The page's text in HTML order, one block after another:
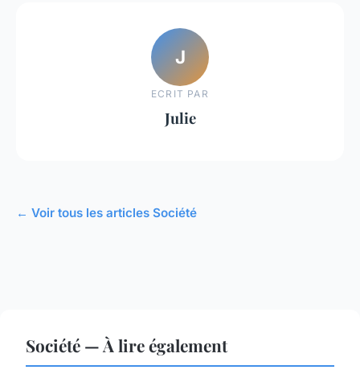
J
ECRIT PAR
Julie
← Voir tous les articles Société
Société — À lire également